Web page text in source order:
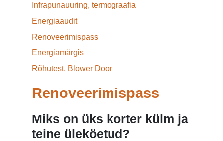
Infrapunauuring, termograafia
Energiaaudit
Renoveerimispass
Energiamärgis
Rõhutest, Blower Door
Renoveerimispass
Miks on üks korter külm ja
teine üleköetud?